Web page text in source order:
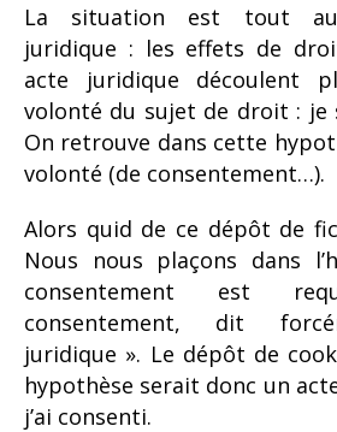
La situation est tout
juridique : les effets de
acte juridique découlent
volonté du sujet de droit : je
On retrouve dans cette
volonté (de consentement…).
Alors quid de ce dépôt de
Nous nous plaçons dans
consentement est
consentement, dit
juridique ». Le dépôt de
hypothèse serait donc un
j’ai consenti.